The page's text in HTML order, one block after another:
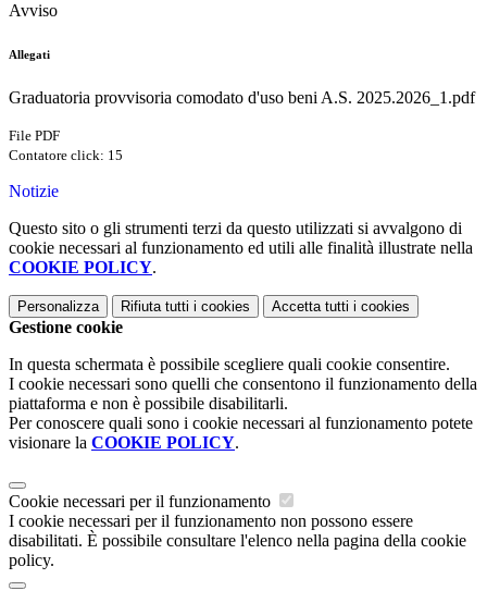
Avviso
Allegati
Graduatoria provvisoria comodato d'uso beni A.S. 2025.2026_1.pdf
File PDF
Contatore click: 15
Notizie
Questo sito o gli strumenti terzi da questo utilizzati si avvalgono di
cookie necessari al funzionamento ed utili alle finalità illustrate nella
COOKIE POLICY.
Personalizza Rifiuta tutti i cookies Accetta tutti i cookies
Gestione cookie
In questa schermata è possibile scegliere quali cookie consentire.
I cookie necessari sono quelli che consentono il funzionamento della
piattaforma e non è possibile disabilitarli.
Per conoscere quali sono i cookie necessari al funzionamento potete
visionare la COOKIE POLICY.
Cookie necessari per il funzionamento
I cookie necessari per il funzionamento non possono essere
disabilitati. È possibile consultare l'elenco nella pagina della cookie
policy.